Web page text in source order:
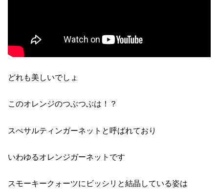
どれも美しいでしょ
このオレンジのつぶつぶは！？
スぺサルティンガーネットと呼ばれており
いわゆるオレンジガーネットです
スモーキークォーツにビッシリと結晶している姿は